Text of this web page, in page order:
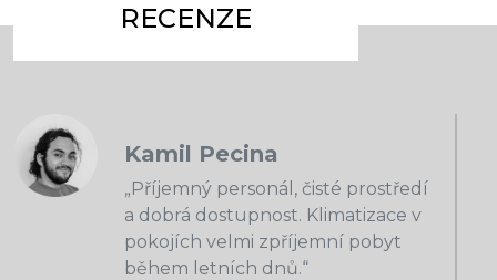
RECENZE
Kamil Pecina
„Příjemný personál, čisté prostředí
a dobrá dostupnost. Klimatizace v
pokojích velmi zpříjemní pobyt
během letních dnů.“